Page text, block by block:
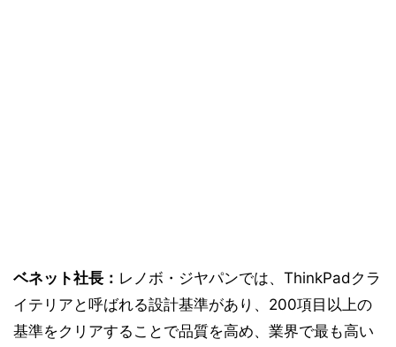
ベネット社長： レノボ・ジヤパンでは、ThinkPadクラ
イテリアと呼ばれる設計基準があり、200項目以上の
基準をクリアすることで品質を高め、業界で最も高い